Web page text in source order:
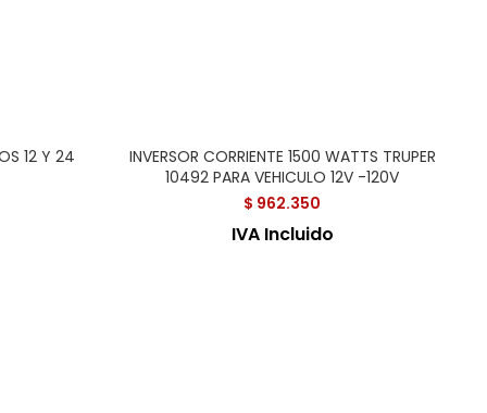
12 Y 24
INVERSOR CORRIENTE 1500 WATTS TRUPER
10492 PARA VEHICULO 12V -120V
$ 962.350
IVA Incluido